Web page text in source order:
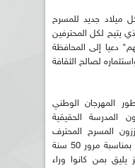
ميلاد جديد للمسرح
يتيح لكل المحترفين
دعيا إلى المحافظة
لصالح الثقافة
المهرجان الوطني
المدرسة الحقيقية
المسرح المحترف
معلنا أنه سيتم تسطير العام المقبل بمناسبة مرور 50 سنة
يليق بمن كانوا وراء